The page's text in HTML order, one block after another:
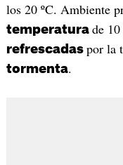
los 20 ºC. Ambiente
temperatura de
refrescadas por la
tormenta.